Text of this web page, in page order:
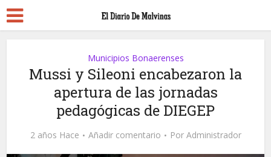
Municipios Bonaerenses
Mussi y Sileoni encabezaron la
apertura de las jornadas
pedagógicas de DIEGEP
2 años Hace Añadir comentario Por Administrador